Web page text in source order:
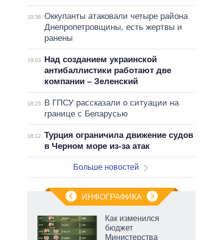
19:36 Оккупанты атаковали четыре района
Днепропетровщины, есть жертвы и
ранены
19:03
Над созданием украинской
антибаллистики работают две
компании – Зеленский
18:23
В ГПСУ рассказали о ситуации на
границе с Беларусью
18:12 Турция ограничила движение судов
в Черном море из-за атак
Больше новостей
ИНФОГРАФИКА
Как изменился
бюджет
Министерства